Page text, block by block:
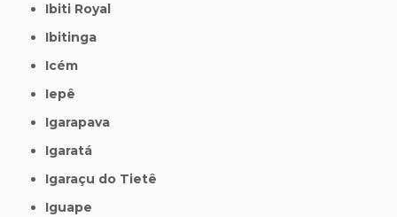
Ibiti Royal
Ibitinga
Icém
Iepê
Igarapava
Igaratá
Igaraçu do Tietê
Iguape